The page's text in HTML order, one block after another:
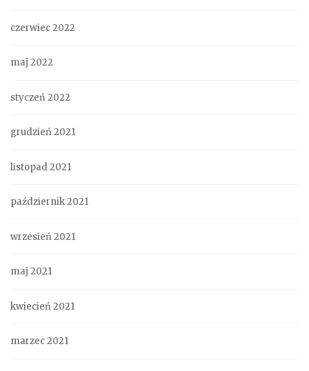
czerwiec 2022
maj 2022
styczeń 2022
grudzień 2021
listopad 2021
październik 2021
wrzesień 2021
maj 2021
kwiecień 2021
marzec 2021